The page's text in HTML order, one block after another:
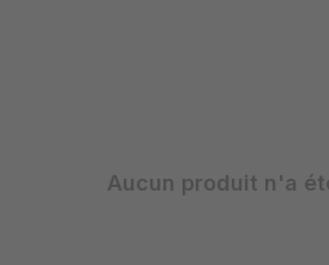
Aucun produit n'a